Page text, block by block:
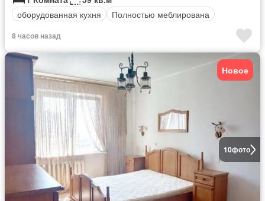
оборудованная кухня
Полностью меблирована
8 часов назад
10фото
Новое